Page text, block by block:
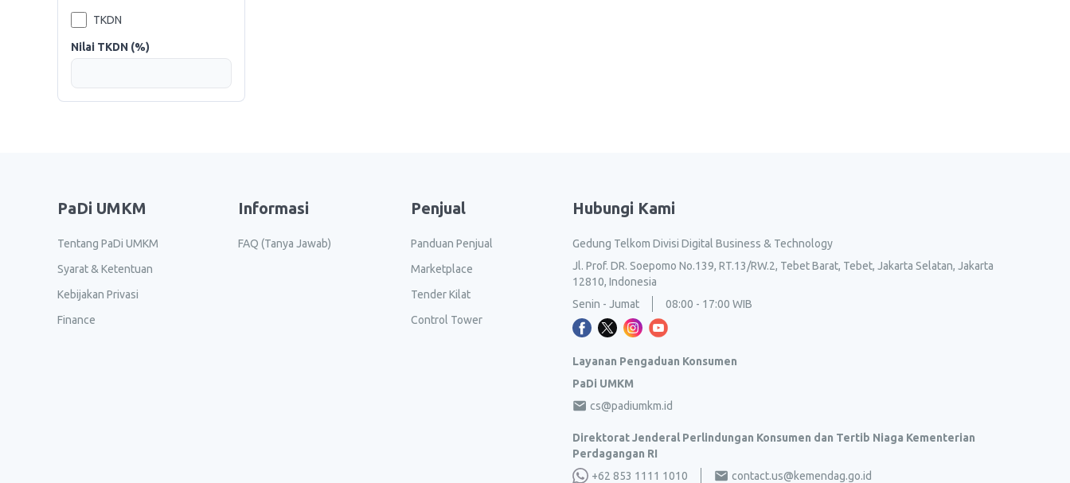
TKDN
Nilai TKDN (%)
PaDi UMKM
Tentang PaDi UMKM
Syarat & Ketentuan
Kebijakan Privasi
Finance
Informasi
FAQ (Tanya Jawab)
Penjual
Panduan Penjual
Marketplace
Tender Kilat
Control Tower
Hubungi Kami
Gedung Telkom Divisi Digital Business & Technology
Jl. Prof. DR. Soepomo No.139, RT.13/RW.2, Tebet Barat, Tebet, Jakarta Selatan, Jakarta
12810, Indonesia
Senin - Jumat
08:00 - 17:00 WIB
Layanan Pengaduan Konsumen
PaDi UMKM
cs@padiumkm.id
Direktorat Jenderal Perlindungan Konsumen dan Tertib Niaga Kementerian
Perdagangan RI
+62 853 1111 1010
contact.us@kemendag.go.id